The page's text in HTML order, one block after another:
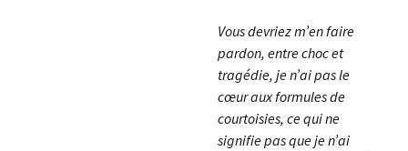
Vous devriez m’en faire
pardon, entre choc et
tragédie, je n’ai pas le
cœur aux formules de
courtoisies, ce qui ne
signifie pas que je n’ai